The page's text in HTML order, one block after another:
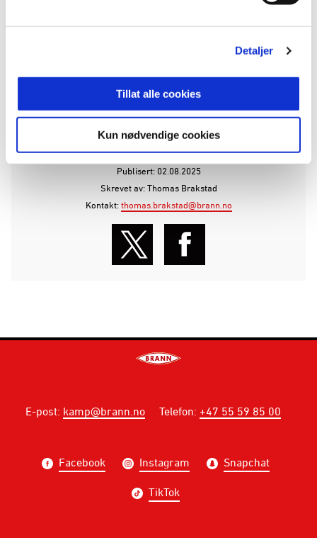
Detaljer
Tillat alle cookies
Kun nødvendige cookies
Remmem fra 76.), Felix Horn Myhre – Ulrik
Finne(Mads Kristian Hansen fra 87), Sævar Atli
Magnusson.
ANNONSE FRA ELITESERIEN:
Publisert: 02.08.2025
Skrevet av: Thomas Brakstad
Kontakt:thomas.brakstad@brann.no
E-post: kamp@brann.no Telefon: +47 55 59 85 00
Facebook Instagram Snapchat
TikTok